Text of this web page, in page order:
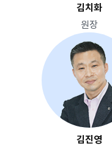
김치화
원장
김진영